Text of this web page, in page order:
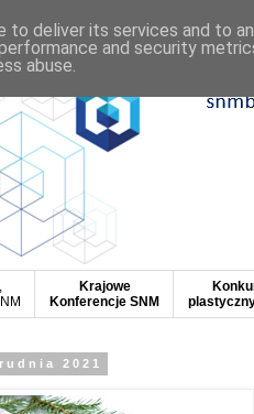
Krajowe
Konferencje SNM
2021
to deliver its services and to
and security
abuse.